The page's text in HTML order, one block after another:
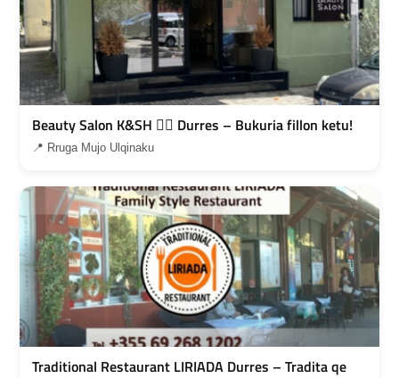
Beauty Salon K&SH 💇‍♀️ Durres – Bukuria fillon ketu!
📍 Rruga Mujo Ulqinaku
Traditional Restaurant LIRIADA Durres – Tradita qe